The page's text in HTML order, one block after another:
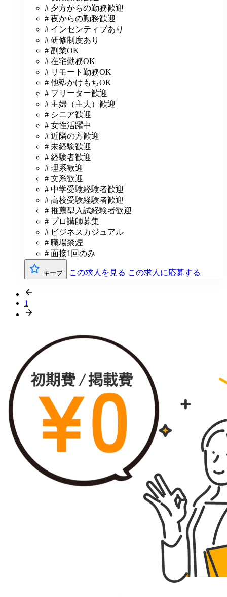
# 夕方からの勤務歓迎
# 夜からの勤務歓迎
# インセンティブあり
# 研修制度あり
# 副業OK
# 在宅勤務OK
# リモート勤務OK
# 他塾かけもちOK
# フリーター歓迎
# 主婦（主夫）歓迎
# シニア歓迎
# 女性活躍中
# 近隣の方歓迎
# 未経験歓迎
# 経験者歓迎
# 理系歓迎
# 文系歓迎
# 中学受験経験者歓迎
# 高校受験経験者歓迎
# 推薦型入試経験者歓迎
# プロ講師募集
# ビジネスカジュアル
# 職場禁煙
# 面接1回のみ
キープ この求人を見る この求人に応募する
1